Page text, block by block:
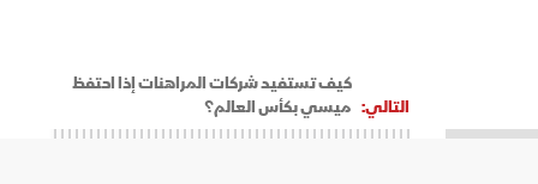
التالي:
كيف تستفيد شركات المراهنات إذا احتفظ
ميسي بكأس العالم؟